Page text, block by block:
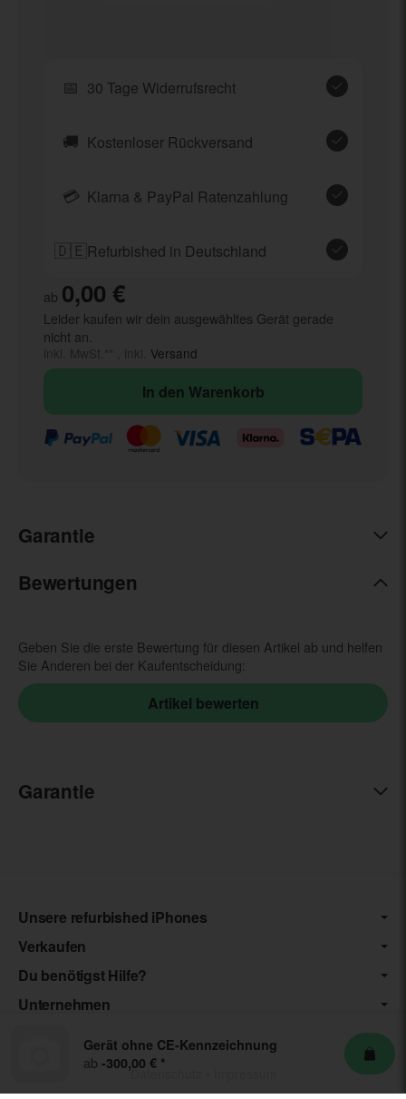
📅 30 Tage Widerrufsrecht
🚚 Kostenloser Rückversand
💳 Klarna & PayPal Ratenzahlung
🇩🇪Refurbished in Deutschland
ab 0,00 €
Leider kaufen wir dein ausgewähltes Gerät gerade
nicht an.
Versand
In den Warenkorb
Gerät ohne CE-Kennzeichnung
ab -300,00 € *
Garantie
Bewertungen
Geben Sie die erste Bewertung für diesen Artikel ab und helfen
Sie Anderen bei der Kaufentscheidung:
Garantie
Unsere refurbished iPhones
Verkaufen
Du benötigst Hilfe?
Unternehmen
Datenschutz